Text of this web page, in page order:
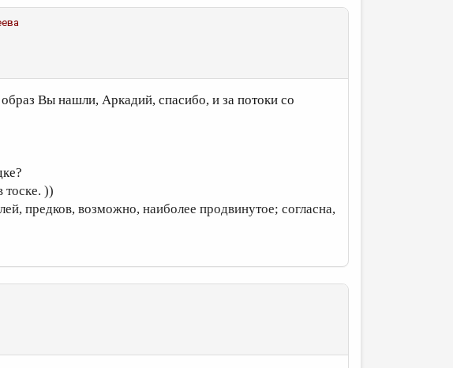
Вы нашли, Аркадий, спасибо, и за потоки со
))
предков, возможно, наиболее продвинутое; согласна,